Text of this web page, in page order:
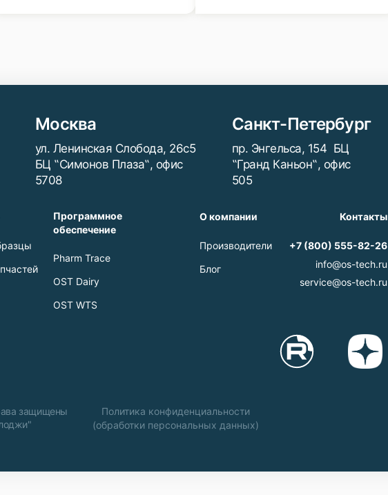
Москва
ул. Ленинская Слобода, 26с5
БЦ ‟Симонов Плаза‟, офис
5708
Санкт-Петербург
пр. Энгельса, 154 БЦ
‟Гранд Каньон‟, офис
505
Программное
обеспечение
Pharm Trace
OST Dairy
OST WTS
О компании
Производители
Блог
Контакты
+7 (800) 555-82-26
info@os-tech.ru
service@os-tech.ru
защищены
Политика конфиденциальности
(обработки персональных данных)